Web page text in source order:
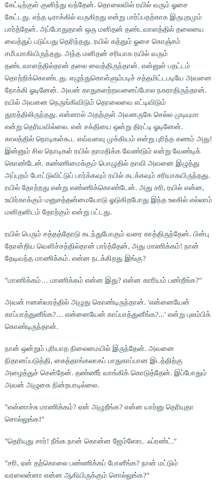
கேட்டிற்குள் குனிந்து வந்தேன். தொலைவில் ரயில் வரும் ஓசை
கேட்டது. எந்த டிராக்கில் வருகிறது என்று பார்ப்பதற்காக இருபுறமும்
பார்த்தேன். அப்போதுதான் ஒரு மனிதன் தண்டவாளத்தில் தலையை
வைத்துப் படுப்பது தெரிந்தது. ரயில் கத்தும் ஓசை கொஞ்சம்
சமீபமாகியிருந்தது. அந்த மனிதன் சரியாக ரயில் வரும்
தண்டவாளத்தில்தான் தலை வைத்திருந்தான். என்னுள் பதட்டம்
தொற்றிக்கொண்டது. எழுந்துகொள்ளும்படிச் சத்தமிட்டபடியே அவனை
நோக்கி ஓடினேன். அவன் காதுகளற்றவனைப்போல நகராதிருந்தான்.
ரயில் அவனை நெருங்கிவிடும் தொலைவை எட்டிவிடும்
தூரத்திலிருந்தது. என்னால் அதற்குள் அவனருகே செல்ல முடியுமா
என்று தெரியவில்லை. என் சக்தியை ஒன்று திரட்டி ஓடினேன்.
காலத்தில் நொடிகள்கூட எவ்வளவு முக்கியம் என்று புரிந்த கணம் அது!
இன்னும் சில நொடிகள் ரயில் தாமதிக்க வேண்டும் என்று வேண்டிக்
கொண்டேன். கண்ணிமைக்கும் பொழுதில் தாவி அவனை இழுத்து
அப்புறம் போட்டுவிட்டுப் பார்க்கவும் ரயில் கடக்கவும் சரியாகயிருந்தது.
ரயில் தோற்றது என்று எண்ணிக்கொண்டேன். அது சரி, ரயில் என்ன,
உயிர்காக்கும் மனுசத்தன்மையோடு ஓடுகிறபோது இந்த உலகில் எல்லாம்
மனிதனிடம் தோற்கும் என்று பட்டது.
ரயில் பெரும் சத்தத்தோடு கடந்துபோகும் வரை காத்திருந்தேன். பின்பு
தோன்றிய வெளிச்சத்தில்தான் பார்த்தேன், அது மாணிக்கம்! நான்
தேடிவந்த மாணிக்கம். என்ன நடக்கிறது இங்கு?
"மாணிக்கம்… மாணிக்கம் என்ன இது? என்ன காரியம் பண்றீங்க?"
அவன் ஈனஸ்வரத்தில் அழுது கொண்டிருந்தான். 'என்னையேன்
காப்பாத்துனீங்க?… என்னையேன் காப்பாத்துனீங்க?...' என்று புலம்பிக்
கொண்டிருந்தான்.
நான் ஒன்றும் புரியாத நிலைமையில் இருந்தேன். அவனை
நிதானப்படுத்தி, கைத்தாங்கலாகப் பாதுகாப்பான இடத்திற்கு
அழைத்துச் சென்றேன். தண்ணீர் வாங்கிக் கொடுத்தேன். இப்போதும்
அவன் அழுகை நின்றபாடில்லை.
"என்னாச்சு மாணிக்கம்? ஏன் அழுறீங்க? என்ன யார்னு தெரியுதா
சொல்லுங்க!"
"தெரியுது சார்! நீங்க நான் கொன்ன ஜேம்ஸோட ஃப்ரண்ட்."
"சரி, ஏன் தற்கொலை பண்ணிக்கப் போனீங்க? நான் மட்டும்
வரலைன்னா என்ன ஆகியிருக்கும் சொல்லுங்க?"